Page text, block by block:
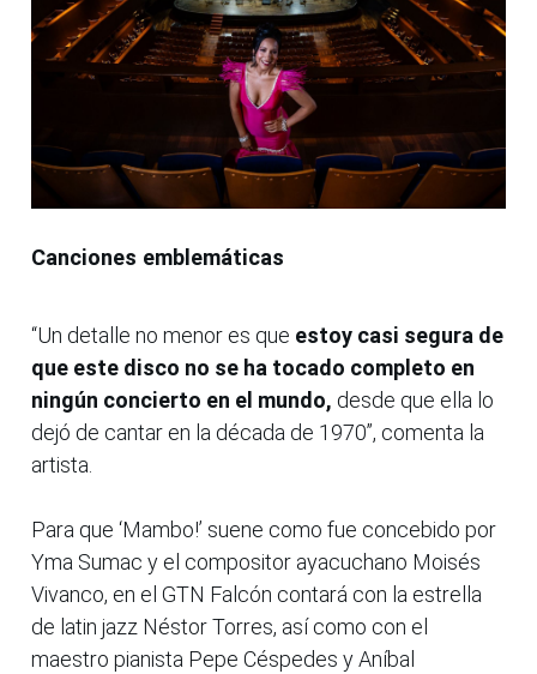
Canciones emblemáticas
“Un detalle no menor es que estoy casi segura de
que este disco no se ha tocado completo en
ningún concierto en el mundo, desde que ella lo
dejó de cantar en la década de 1970”, comenta la
artista.
Para que ‘Mambo!’ suene como fue concebido por
Yma Sumac y el compositor ayacuchano Moisés
Vivanco, en el GTN Falcón contará con la estrella
de latin jazz Néstor Torres, así como con el
maestro pianista Pepe Céspedes y Aníbal